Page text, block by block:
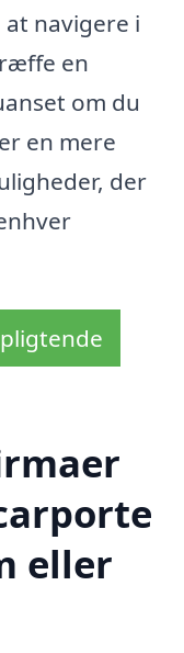
navigere i
en
om du
en mere
der
eller